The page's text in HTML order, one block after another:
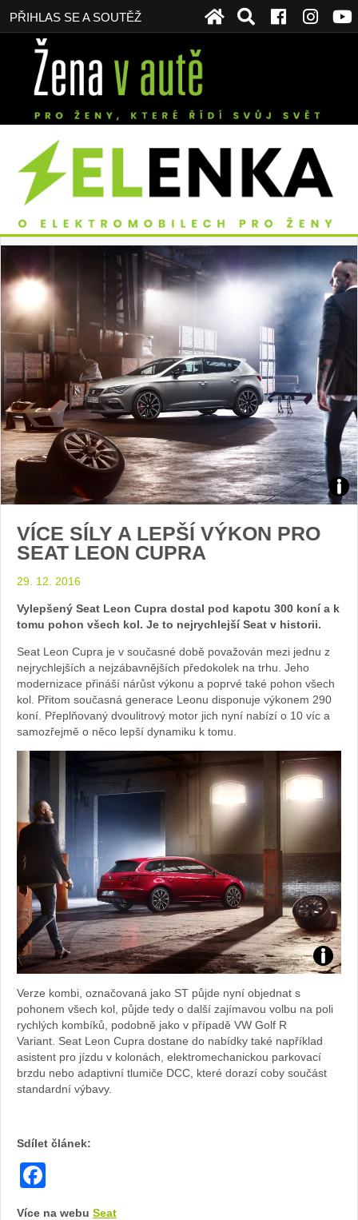
PŘIHLAS SE A SOUTĚŽ
VÍCE SÍLY A LEPŠÍ VÝKON PRO
SEAT LEON CUPRA
29. 12. 2016
Vylepšený Seat Leon Cupra dostal pod kapotu 300 koní a k
tomu pohon všech kol. Je to nejrychlejší Seat v historii.
Seat Leon Cupra je v současné době považován mezi jednu z
nejrychlejších a nejzábavnějších předokolek na trhu. Jeho
modernizace přináší nárůst výkonu a poprvé také pohon všech
kol. Přitom současná generace Leonu disponuje výkonem 290
koní. Přeplňovaný dvoulitrový motor jich nyní nabízí o 10 víc a
samozřejmě o něco lepší dynamiku k tomu.
Zdroj:
Seat
Verze kombi, označovaná jako ST půjde nyní objednat s
pohonem všech kol, půjde tedy o další zajímavou volbu na poli
rychlých kombíků, podobně jako v případě VW Golf R
Variant. Seat Leon Cupra dostane do nabídky také například
asistent pro jízdu v kolonách, elektromechanickou parkovací
brzdu nebo adaptivní tlumiče DCC, které dorazí coby součást
standardní výbavy.
Sdílet článek:
Více na webu Seat